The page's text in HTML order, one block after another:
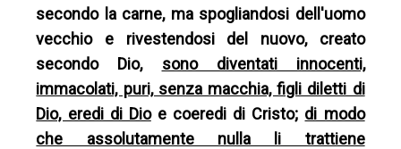
secondo la carne, ma spogliandosi dell'uomo
vecchio e rivestendosi del nuovo, creato
secondo Dio, sono diventati innocenti,
immacolati, puri, senza macchia, figli diletti di
Dio, eredi di Dioe coeredi di Cristo; di modo
che assolutamente nulla li trattiene